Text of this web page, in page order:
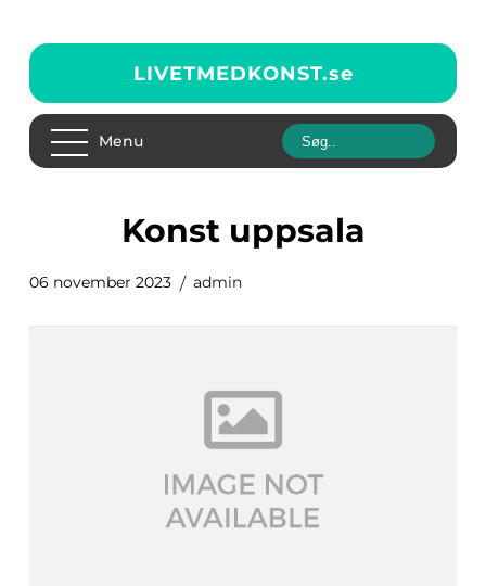
LIVETMEDKONST.se
Menu
konst uppsala
06 november 2023 admin